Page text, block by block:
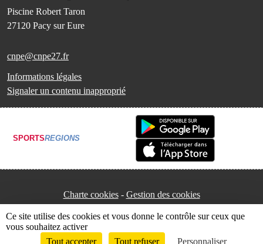
Piscine Robert Taron
27120 Pacy sur Eure
cnpe@cnpe27.fr
Informations légales
Signaler un contenu inapproprié
SPORTSREGIONS
Charte cookies Gestion des cookies
Envie de participer ?
Ce site utilise des cookies et vous donne le contrôle sur ceux que
vous souhaitez activer
Tout accepter
Tout refuser Personnaliser